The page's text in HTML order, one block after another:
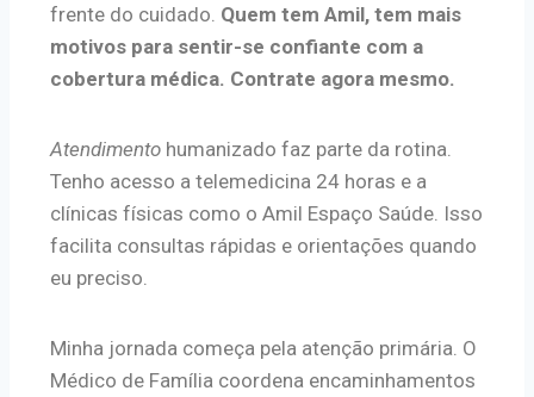
frente do cuidado. Quem tem Amil, tem mais
motivos para sentir-se confiante com a
cobertura médica. Contrate agora mesmo.
Atendimento humanizado faz parte da rotina.
Tenho acesso a telemedicina 24 horas e a
clínicas físicas como o Amil Espaço Saúde. Isso
facilita consultas rápidas e orientações quando
eu preciso.
Minha jornada começa pela atenção primária. O
Médico de Família coordena encaminhamentos